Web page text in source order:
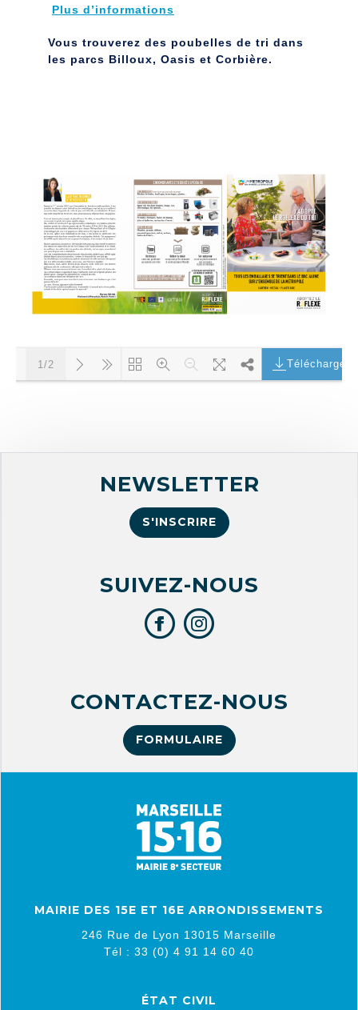
Plus d’informations
Vous trouverez des poubelles de tri dans
les parcs Billoux, Oasis et Corbière.
1/2 Télécharger
NEWSLETTER
S'INSCRIRE
SUIVEZ-NOUS
CONTACTEZ-NOUS
FORMULAIRE
MAIRIE DES 15E ET 16E ARRONDISSEMENTS
246 Rue de Lyon 13015 Marseille
Tél : 33 (0) 4 91 14 60 40
ÉTAT CIVIL